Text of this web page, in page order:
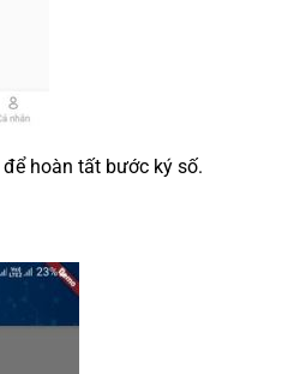
để hoàn tất bước ký số.